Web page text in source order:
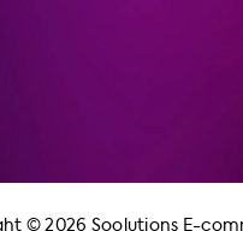
© 2026 Soolutions E-